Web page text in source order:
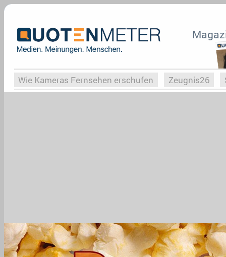
Wie Kameras Fernsehen erschufen Zeugnis26